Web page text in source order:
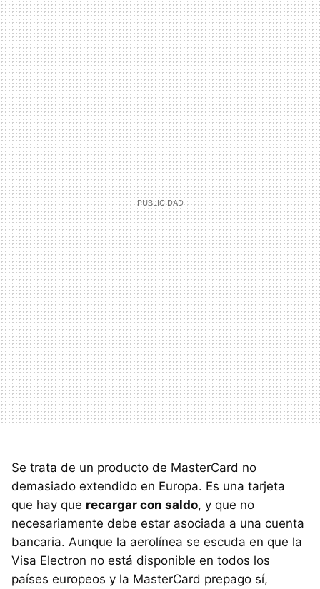
Se trata de un producto de MasterCard no
demasiado extendido en Europa. Es una tarjeta
que hay que recargar con saldo, y que no
necesariamente debe estar asociada a una cuenta
bancaria. Aunque la aerolínea se escuda en que la
Visa Electron no está disponible en todos los
países europeos y la MasterCard prepago sí,